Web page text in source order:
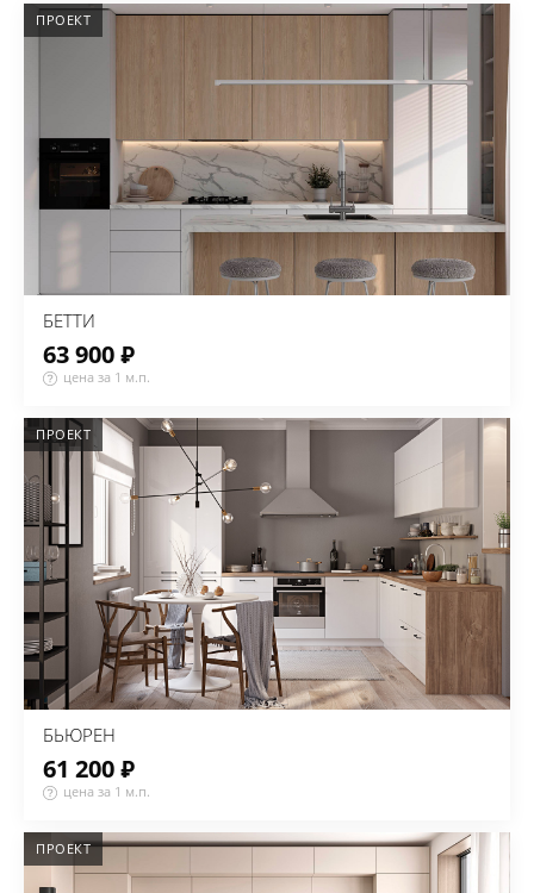
ПРОЕКТ
БЕТТИ
63 900 ₽
цена за 1 м.п.
ПРОЕКТ
БЬЮРЕН
61 200 ₽
цена за 1 м.п.
ПРОЕКТ